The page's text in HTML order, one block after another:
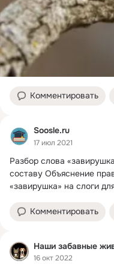
Комментировать
Soosle.ru
17 июл 2021
Разбор слова
составу Объяснение
«завирушка» на слоги
Комментировать
Наши забавные
16 окт 2022